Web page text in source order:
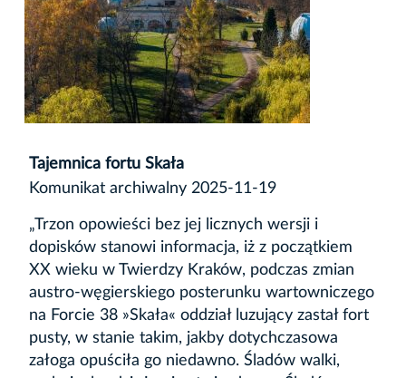
Tajemnica fortu Skała
Komunikat archiwalny 2025-11-19
„Trzon opowieści bez jej licznych wersji i
dopisków stanowi informacja, iż z początkiem
XX wieku w Twierdzy Kraków, podczas zmian
austro-węgierskiego posterunku wartowniczego
na Forcie 38 »Skała« oddział luzujący zastał fort
pusty, w stanie takim, jakby dotychczasowa
załoga opuściła go niedawno. Śladów walki,